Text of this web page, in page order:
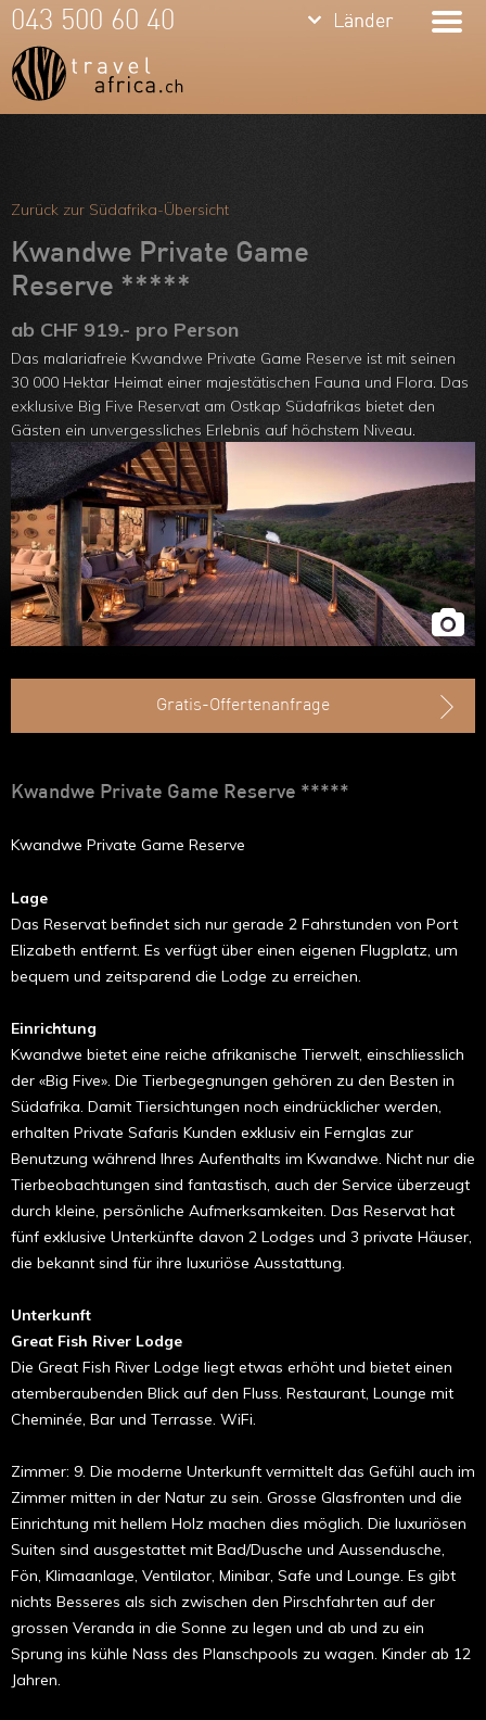
Team
Über uns
Feedbacks
Kontakt
ARVB
keyboard_arrow_down Länder
Tansania &
Sansibar
Ruanda
Uganda
Äthiopien
Madagaskar
keyboard_arrow_down Länder
043 500 60 40
Zurück zur Südafrika-Übersicht
Kwandwe Private Game
Reserve *****
ab CHF 919.- pro Person
Das malariafreie Kwandwe Private Game Reserve ist mit seinen
30 000 Hektar Heimat einer majestätischen Fauna und Flora. Das
exklusive Big Five Reservat am Ostkap Südafrikas bietet den
Gästen ein unvergessliches Erlebnis auf höchstem Niveau.
Gratis-Offertenanfrage
Kwandwe Private Game Reserve *****
Kwandwe Private Game Reserve
Lage
Das Reservat befindet sich nur gerade 2 Fahrstunden von Port
Elizabeth entfernt. Es verfügt über einen eigenen Flugplatz, um
bequem und zeitsparend die Lodge zu erreichen.
Einrichtung
Kwandwe bietet eine reiche afrikanische Tierwelt, einschliesslich
der «Big Five». Die Tierbegegnungen gehören zu den Besten in
Südafrika. Damit Tiersichtungen noch eindrücklicher werden,
erhalten Private Safaris Kunden exklusiv ein Fernglas zur
Benutzung während Ihres Aufenthalts im Kwandwe. Nicht nur die
Tierbeobachtungen sind fantastisch, auch der Service überzeugt
durch kleine, persönliche Aufmerksamkeiten. Das Reservat hat
fünf exklusive Unterkünfte davon 2 Lodges und 3 private Häuser,
die bekannt sind für ihre luxuriöse Ausstattung.
Unterkunft
Great Fish River Lodge
Die Great Fish River Lodge liegt etwas erhöht und bietet einen
atemberaubenden Blick auf den Fluss. Restaurant, Lounge mit
Cheminée, Bar und Terrasse. WiFi.
Zimmer: 9. Die moderne Unterkunft vermittelt das Gefühl auch im
Zimmer mitten in der Natur zu sein. Grosse Glasfronten und die
Einrichtung mit hellem Holz machen dies möglich. Die luxuriösen
Suiten sind ausgestattet mit Bad/Dusche und Aussendusche,
Fön, Klimaanlage, Ventilator, Minibar, Safe und Lounge. Es gibt
nichts Besseres als sich zwischen den Pirschfahrten auf der
grossen Veranda in die Sonne zu legen und ab und zu ein
Sprung ins kühle Nass des Planschpools zu wagen. Kinder ab 12
Jahren.